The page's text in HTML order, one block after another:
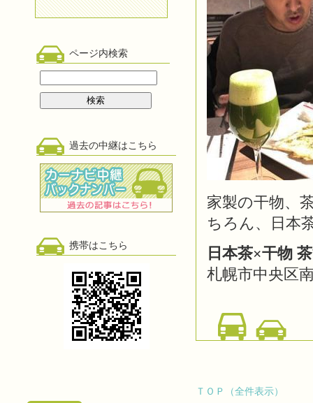
ページ内検索
過去の中継はこちら
携帯はこちら
家製の干物、
ちろん、日本
日本茶×干物
札幌市中央区
ＴＯＰ（全件表示）